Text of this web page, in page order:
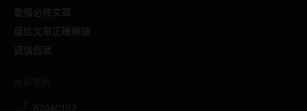
愛情必修文章
感性文章正確解讀
感情個案
82040102